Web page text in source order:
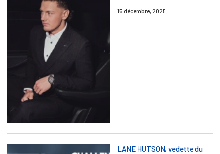
15 décembre, 2025
LANE HUTSON, vedette du